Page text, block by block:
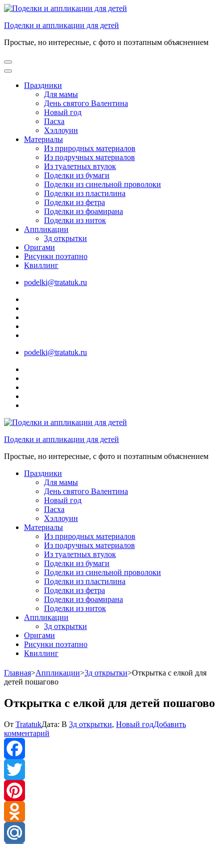
Перейти
содержимому
Enter)
Поделки и аппликации для детей
Простые, но интересные, с фото и поэтапным объяснением
Праздники
Для мамы
День святого Валентина
Новый год
Пасха
Хэллоуин
Материалы
Из природных материалов
Из подручных материалов
Из туалетных втулок
Поделки из бумаги
Поделки из синельной проволоки
Поделки из пластилина
Поделки из фетра
Поделки из фоамирана
Поделки из ниток
Аппликации
3д открытки
Оригами
Рисунки поэтапно
Квиллинг
podelki@tratatuk.ru
podelki@tratatuk.ru
Поделки и аппликации для детей
Простые, но интересные, с фото и поэтапным объяснением
Праздники
Для мамы
День святого Валентина
Новый год
Пасха
Хэллоуин
Материалы
Из природных материалов
Из подручных материалов
Из туалетных втулок
Поделки из бумаги
Поделки из синельной проволоки
Поделки из пластилина
Поделки из фетра
Поделки из фоамирана
Поделки из ниток
Аппликации
3д открытки
Оригами
Рисунки поэтапно
Квиллинг
Главная>Аппликации>3д открытки>Открытка с елкой для
детей пошагово
Открытка с елкой для детей пошагово
От TratatukДата: В 3д открытки, Новый годДобавить
комментарий
Facebook
Twitter
Pinterest
Odnoklassniki